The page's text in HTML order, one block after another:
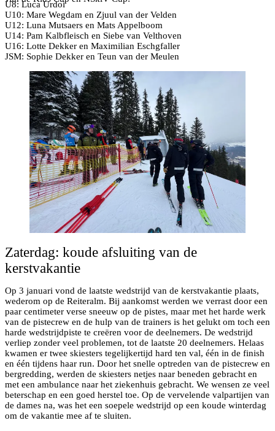
U8: Luca Urdoi
U10: Mare Wegdam en Zjuul van der Velden
U12: Luna Mutsaers en Mats Appelboom
U14: Pam Kalbfleisch en Siebe van Velthoven
U16: Lotte Dekker en Maximilian Eschgfaller
JSM: Sophie Dekker en Teun van der Meulen
Zaterdag: koude afsluiting van de
kerstvakantie
Op 3 januari vond de laatste wedstrijd van de kerstvakantie plaats,
wederom op de Reiteralm. Bij aankomst werden we verrast door een
paar centimeter verse sneeuw op de pistes, maar met het harde werk
van de pistecrew en de hulp van de trainers is het gelukt om toch een
harde wedstrijdpiste te creëren voor de deelnemers. De wedstrijd
verliep zonder veel problemen, tot de laatste 20 deelnemers. Helaas
kwamen er twee skiesters tegelijkertijd hard ten val, één in de finish
en één tijdens haar run. Door het snelle optreden van de pistecrew en
bergredding, werden de skiesters netjes naar beneden gebracht en
met een ambulance naar het ziekenhuis gebracht. We wensen ze veel
beterschap en een goed herstel toe. Op de vervelende valpartijen van
de dames na, was het een soepele wedstrijd op een koude winterdag
om de vakantie mee af te sluiten.